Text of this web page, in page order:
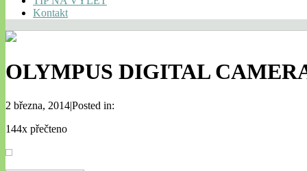
Kontakt
OLYMPUS DIGITAL
2 března, 2014|Posted in:
144x přečteno